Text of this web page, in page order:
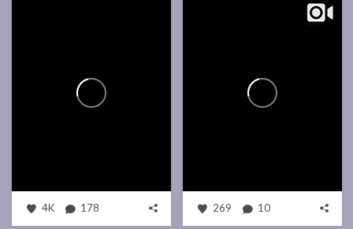
4K 178 269 10